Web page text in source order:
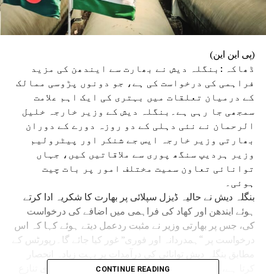
(پی این این)
ڈھاکہ :بنگلہ دیش نے بھارت سے ایندھن کی مزید
فراہمی کی درخواست کی ہے، جو دونوں پڑوسی ممالک
کے درمیان تعلقات میں بہتری کی ایک اہم علامت
سمجھی جا رہی ہے۔بنگلہ دیش کے وزیر خارجہ خلیل
الرحمان نے نئی دہلی کے دو روزہ دورے کے دوران
بھارتی وزیر خارجہ ایس جے شنکر اور پیٹرولیم
وزیر ہردیپ سنگھ پوری سے ملاقاتیں کیں، جہاں
توانائی تعاون سمیت مختلف امور پر بات چیت
ہوئی۔
بنگلہ دیش نے حالیہ ڈیزل سپلائی پر بھارت کا شکریہ ادا کرتے
ہوئے ایندھن اور کھاد کی فراہمی میں اضافے کی درخواست
کی، جس پر بھارتی وزیر نے مثبت ردعمل دیتے ہوئے کہا کہ اس
درخواست پر “ہمدردانہ اور فوری” غور کیا جائے گا۔رپورٹس کے
کرتا ہے، اور امریکہ۔اسرائیل اور ایران کے درمیان جاری تنازع
CONTINUE READING